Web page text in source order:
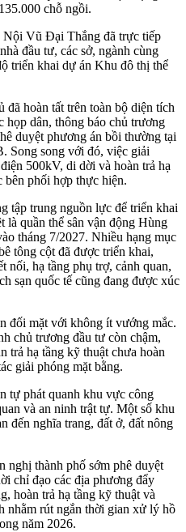
chỗ ngồi.
Vũ Đại Thắng đã trực tiếp
đầu tư, các sở, ngành cùng
triển khai dự án Khu đô thị thể
đã hoàn tất trên toàn bộ diện tích
họp dân, thông báo chủ trương
duyệt phương án bồi thường tại
Song song với đó, việc giải
500kV, di dời và hoàn trả hạ
bên phối hợp thực hiện.
tập trung nguồn lực để triển khai
là quần thể sân vận động Hùng
tháng 7/2027. Nhiều hạng mục
tông cột đã được triển khai,
nối, hạ tầng phụ trợ, cảnh quan,
sạn quốc tế cũng đang được xúc
đối mặt với không ít vướng mắc.
chủ trương đầu tư còn chậm,
trả hạ tầng kỹ thuật chưa hoàn
giải phóng mặt bằng.
tự phát quanh khu vực công
và an ninh trật tự. Một số khu
đến nghĩa trang, đất ở, đất nông
nghị thành phố sớm phê duyệt
chỉ đạo các địa phương đẩy
hoàn trả hạ tầng kỹ thuật và
nhằm rút ngắn thời gian xử lý hồ
năm 2026.